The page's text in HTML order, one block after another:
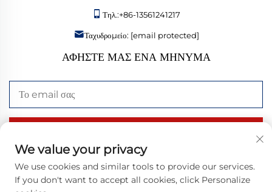
Τηλ.:+86-13561241217
Ταχυδρομείο: [email protected]
ΑΦΉΣΤΕ ΜΑΣ ΈΝΑ ΜΉΝΥΜΑ
Πνευματικά δικαιώματα © 2026 Bangzheng (Shandong) Intelligent
We value your privacy
We use cookies and similar tools to provide our services.
If you don't want to accept all cookies, click Personalize